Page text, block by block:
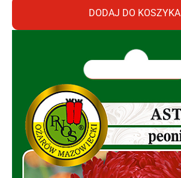
DODAJ DO KOSZYKA